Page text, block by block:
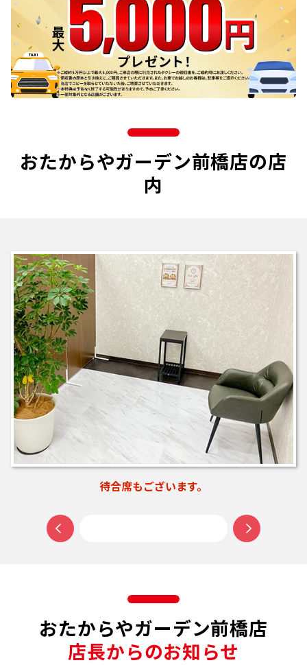
おたからやガーデン前橋店の店
内
お買い物ついでに、ご相談だけでもお気軽にご来店ください。
おたからやガーデン前橋店
店長からのお知らせ